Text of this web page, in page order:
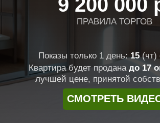
Показы только 1 день:15(чт)
9 200 000
СМОТРЕТЬ
Квартира будет продана до 17
лучшей цене, принятой
ПРАВИЛА ТОРГОВ